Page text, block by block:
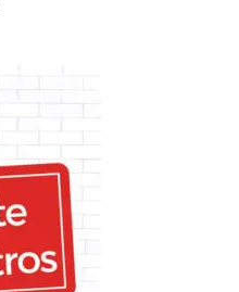
Gobierno da 48 horas a